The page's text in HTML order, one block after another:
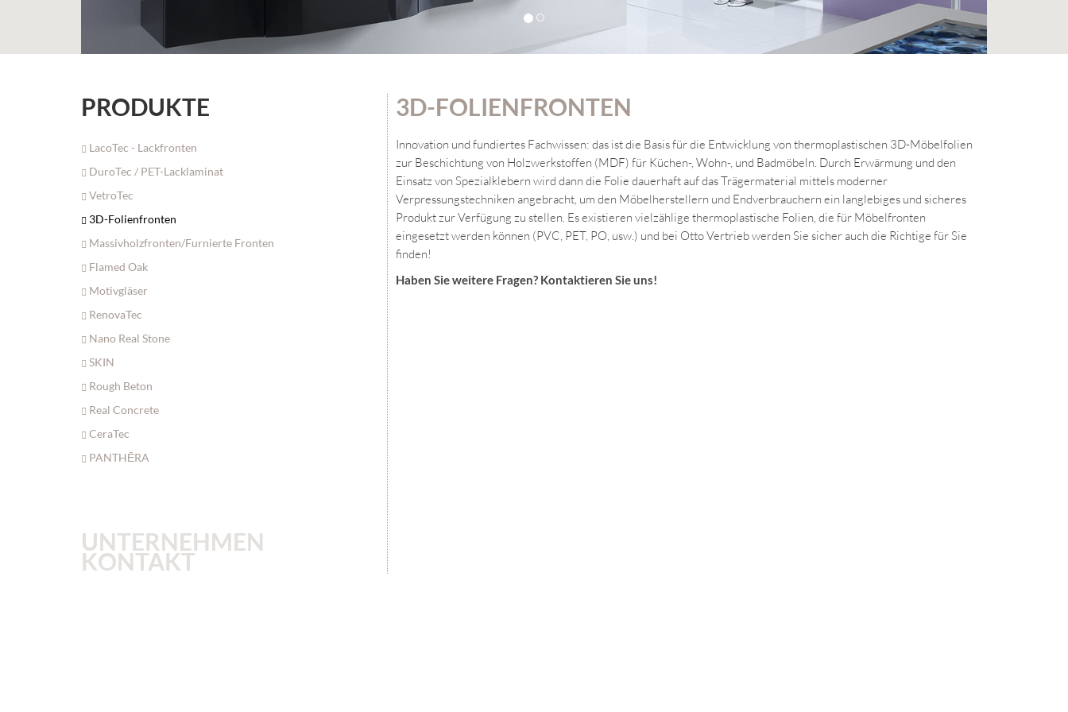
PRODUKTE
LacoTec - Lackfronten
DuroTec / PET-Lacklaminat
VetroTec
3D-Folienfronten
Massivholzfronten/Furnierte Fronten
Flamed Oak
Motivgläser
RenovaTec
Nano Real Stone
SKIN
Rough Beton
Real Concrete
CeraTec
PANTHĒRA
UNTERNEHMEN
KONTAKT
3D-FOLIENFRONTEN
Innovation und fundiertes Fachwissen: das ist die Basis für die Entwicklung von thermoplastischen 3D-Möbelfolien
zur Beschichtung von Holzwerkstoffen (MDF) für Küchen-, Wohn-, und Badmöbeln. Durch Erwärmung und den
Einsatz von Spezialklebern wird dann die Folie dauerhaft auf das Trägermaterial mittels moderner
Verpressungstechniken angebracht, um den Möbelherstellern und Endverbrauchern ein langlebiges und sicheres
Produkt zur Verfügung zu stellen. Es existieren vielzählige thermoplastische Folien, die für Möbelfronten
eingesetzt werden können (PVC, PET, PO, usw.) und bei Otto Vertrieb werden Sie sicher auch die Richtige für Sie
finden!
Haben Sie weitere Fragen? Kontaktieren Sie uns!